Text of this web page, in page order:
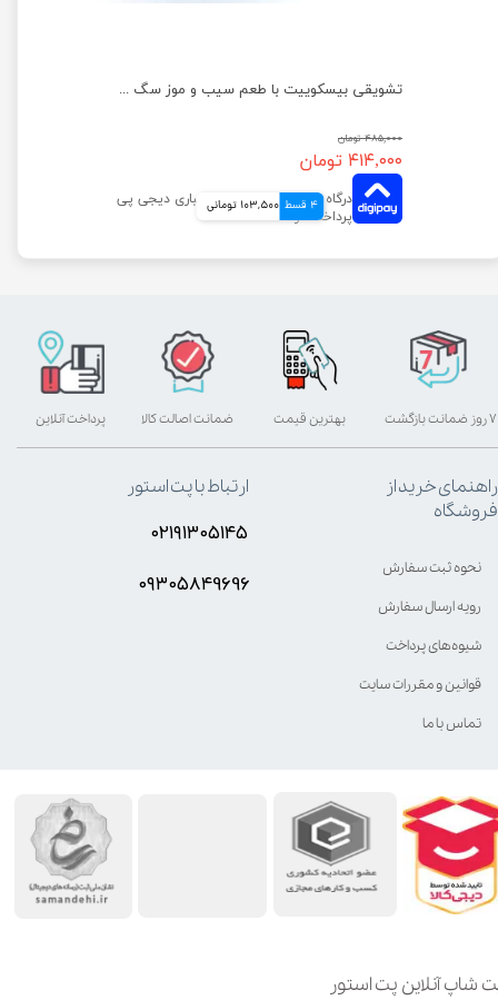
تشویقی بیسکوییت با طعم سیب و موز سگ دودوتی وزن 150 گرم
۴۸۵,۰۰۰ تومان
۴۱۴,۰۰۰ تومان
4 قسط 103,500 تومانی
شاپ آنلاین پت استور
بهترین قیمت پرداخت آنلاین ۷ روز ضمانت بازگشت ضمانت اصالت کالا
راهنمای خرید از
فروشگاه
نحوه ثبت سفارش
رویه ارسال سفارش
شیوه‌های پرداخت
قوانین و مقررات سایت
تماس با ما
ارتباط با پت استور
۰۲۱۹۱۳۰۵۱۴۵
۰۹۳۰۵8۴9696